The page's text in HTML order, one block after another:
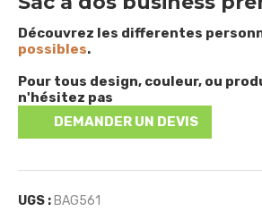
Découvrez les differentes
possibles.
Pour tous design, couleur, ou
n'hésitez pas
DEMANDER UN DEVIS
UGS : BAG561